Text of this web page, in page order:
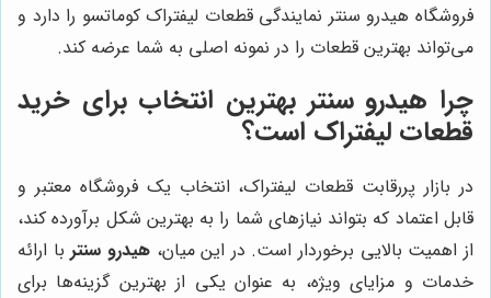
فروشگاه هیدرو سنتر نمایندگی قطعات لیفتراک کوماتسو را دارد و
می‌تواند بهترین قطعات را در نمونه اصلی به شما عرضه کند.
چرا هیدرو سنتر بهترین انتخاب برای خرید
قطعات لیفتراک است؟
در بازار پررقابت قطعات لیفتراک، انتخاب یک فروشگاه معتبر و
قابل اعتماد که بتواند نیازهای شما را به بهترین شکل برآورده کند،
از اهمیت بالایی برخوردار است. در این میان،هیدرو سنتر با ارائه
خدمات و مزایای ویژه، به عنوان یکی از بهترین گزینه‌ها برای